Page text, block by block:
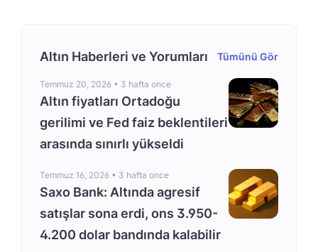
Altın Haberleri ve Yorumları Tümünü Gör
Temmuz 20, 2026 • 3 hafta once
Altın fiyatları Ortadoğu
gerilimi ve Fed faiz beklentileri
arasında sınırlı yükseldi
Temmuz 16, 2026 • 3 hafta once
Saxo Bank: Altında agresif
satışlar sona erdi, ons 3.950-
4.200 dolar bandında kalabilir